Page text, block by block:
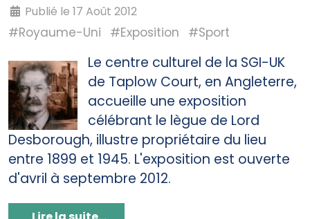
Publié le 17 Août 2012
#Royaume-Uni #Exposition #Sport
Le centre culturel de la SGI-UK
de Taplow Court, en Angleterre,
accueille une exposition
célébrant le lègue de Lord
Desborough, illustre propriétaire du lieu
entre 1899 et 1945. L'exposition est ouverte
d'avril à septembre 2012.